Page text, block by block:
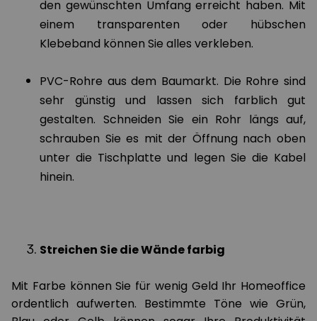
den gewünschten Umfang erreicht haben. Mit
einem transparenten oder hübschen
Klebeband können Sie alles verkleben.
PVC-Rohre aus dem Baumarkt. Die Rohre sind
sehr günstig und lassen sich farblich gut
gestalten. Schneiden Sie ein Rohr längs auf,
schrauben Sie es mit der Öffnung nach oben
unter die Tischplatte und legen Sie die Kabel
hinein.
Streichen Sie die Wände farbig
Mit Farbe können Sie für wenig Geld Ihr Homeoffice
ordentlich aufwerten. Bestimmte Töne wie Grün,